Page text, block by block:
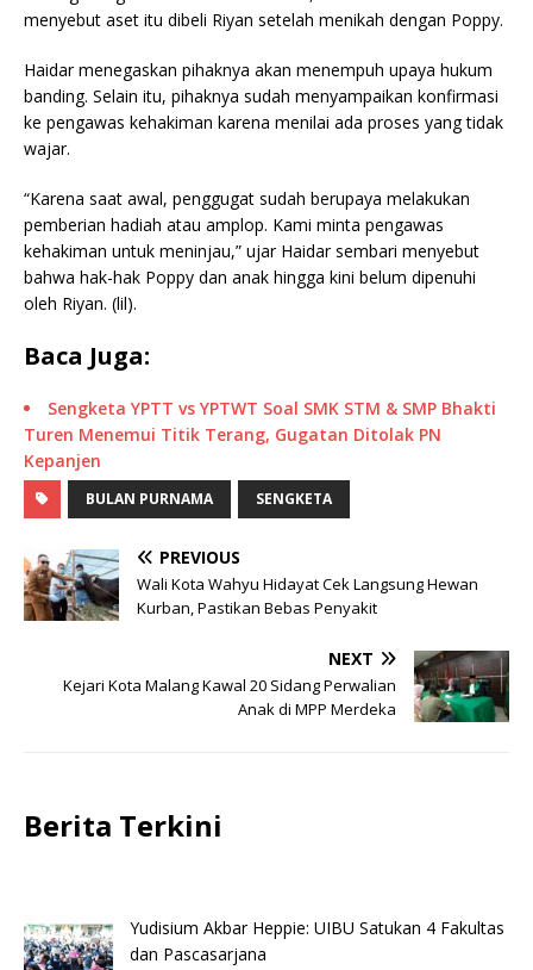
menyebut aset itu dibeli Riyan setelah menikah dengan Poppy.
Haidar menegaskan pihaknya akan menempuh upaya hukum
banding. Selain itu, pihaknya sudah menyampaikan konfirmasi
ke pengawas kehakiman karena menilai ada proses yang tidak
wajar.
“Karena saat awal, penggugat sudah berupaya melakukan
pemberian hadiah atau amplop. Kami minta pengawas
kehakiman untuk meninjau,” ujar Haidar sembari menyebut
bahwa hak-hak Poppy dan anak hingga kini belum dipenuhi
oleh Riyan. (lil).
Baca Juga:
Sengketa YPTT vs YPTWT Soal SMK STM & SMP Bhakti
Turen Menemui Titik Terang, Gugatan Ditolak PN
Kepanjen
BULAN PURNAMA SENGKETA
PREVIOUS
Wali Kota Wahyu Hidayat Cek Langsung Hewan
Kurban, Pastikan Bebas Penyakit
NEXT
Kejari Kota Malang Kawal 20 Sidang Perwalian
Anak di MPP Merdeka
Berita Terkini
Yudisium Akbar Heppie: UIBU Satukan 4 Fakultas
dan Pascasarjana